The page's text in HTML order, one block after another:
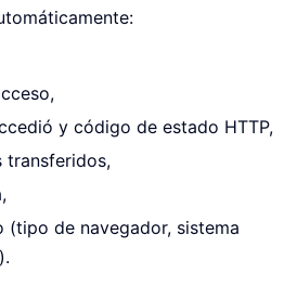
y código de estado HTTP,
transferidos,
(tipo de navegador, sistema